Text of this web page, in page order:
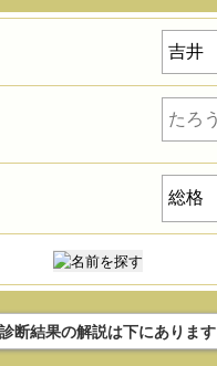
断結果の解説は下にあります